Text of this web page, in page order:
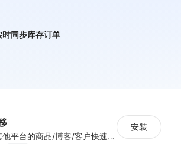
同步库存订单
支持将其他平台的商品/博客/客户快速迁移到Shoplazza平台
安装